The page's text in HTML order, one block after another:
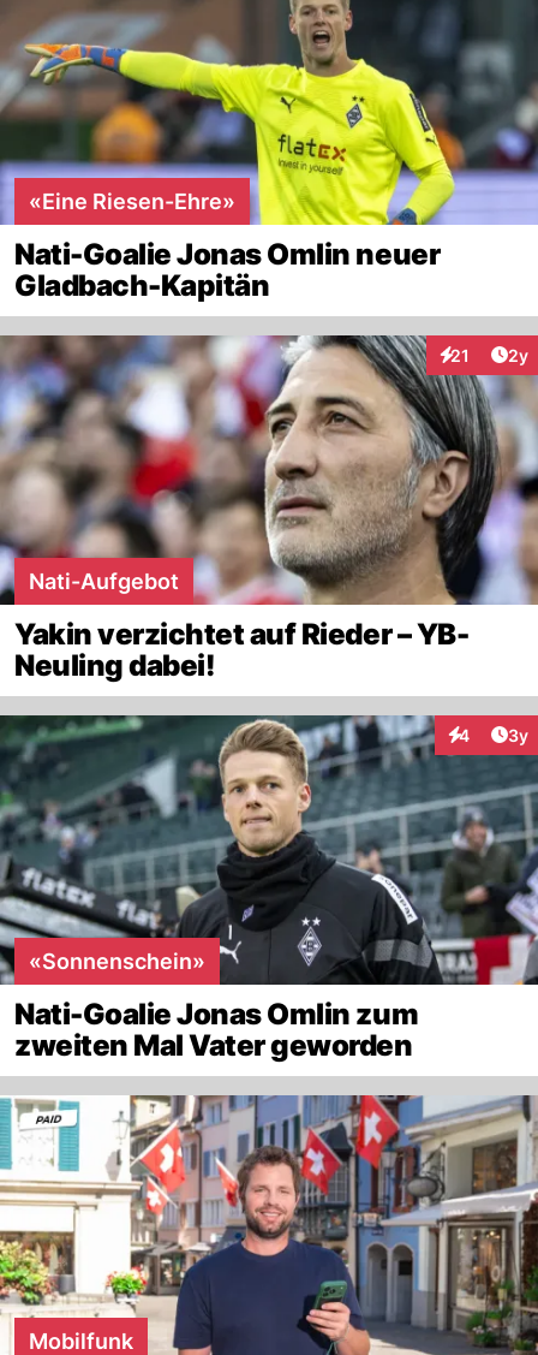
«Eine Riesen-Ehre»
Nati-Goalie Jonas Omlin neuer
Gladbach-Kapitän
21 2y
Nati-Aufgebot
Yakin verzichtet auf Rieder – YB-
Neuling dabei!
4 3y
«Sonnenschein»
Nati-Goalie Jonas Omlin zum
zweiten Mal Vater geworden
Mobilfunk